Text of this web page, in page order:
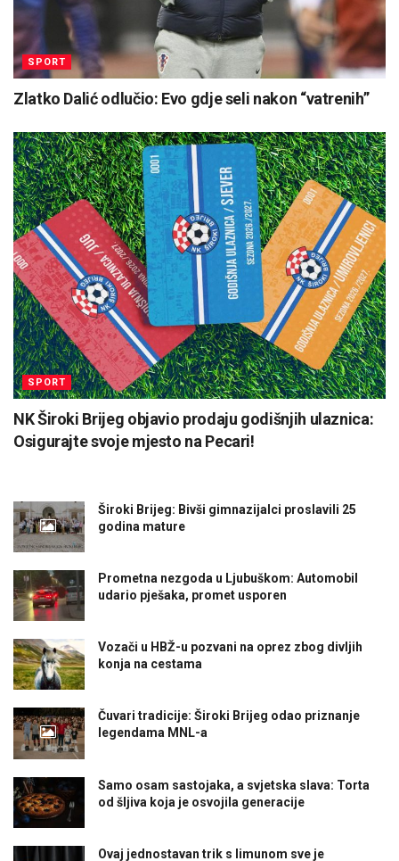
SPORT
Zlatko Dalić odlučio: Evo gdje seli nakon “vatrenih”
SPORT
NK Široki Brijeg objavio prodaju godišnjih ulaznica:
Osigurajte svoje mjesto na Pecari!
Široki Brijeg: Bivši gimnazijalci proslavili 25
godina mature
Prometna nezgoda u Ljubuškom: Automobil
udario pješaka, promet usporen
Vozači u HBŽ-u pozvani na oprez zbog divljih
konja na cestama
Čuvari tradicije: Široki Brijeg odao priznanje
legendama MNL-a
Samo osam sastojaka, a svjetska slava: Torta
od šljiva koja je osvojila generacije
Ovaj jednostavan trik s limunom sve je